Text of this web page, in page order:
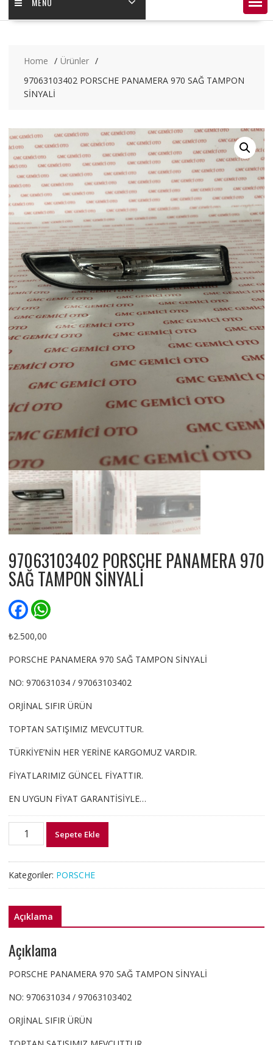
Home
Ürünler
97063103402 PORSCHE PANAMERA 970 SAĞ TAMPON
SİNYALİ
97063103402 PORSCHE PANAMERA 970
SAĞ TAMPON SİNYALİ
F
a
e
o
W
h
p
₺2.500,00
PORSCHE PANAMERA 970 SAĞ TAMPON SİNYALİ
NO: 970631034 / 97063103402
ORJİNAL SIFIR ÜRÜN
TOPTAN SATIŞIMIZ MEVCUTTUR.
TÜRKİYE’NİN HER YERİNE KARGOMUZ VARDIR.
FİYATLARIMIZ GÜNCEL FİYATTIR.
EN UYGUN FİYAT GARANTİSİYLE…
97063103402
SAĞ
SİNYALİ
adet
Sepete Ekle
Kategoriler: PORSCHE
Açıklama
Açıklama
PORSCHE PANAMERA 970 SAĞ TAMPON SİNYALİ
NO: 970631034 / 97063103402
ORJİNAL SIFIR ÜRÜN